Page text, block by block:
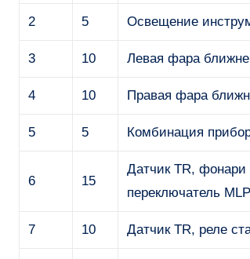
2 5 Освещение
3 10 Левая фара
4 10 Правая фара
5 5 Комбинация
6 15
Датчик TR, фонари
переключатель
7 10 Датчик TR, реле